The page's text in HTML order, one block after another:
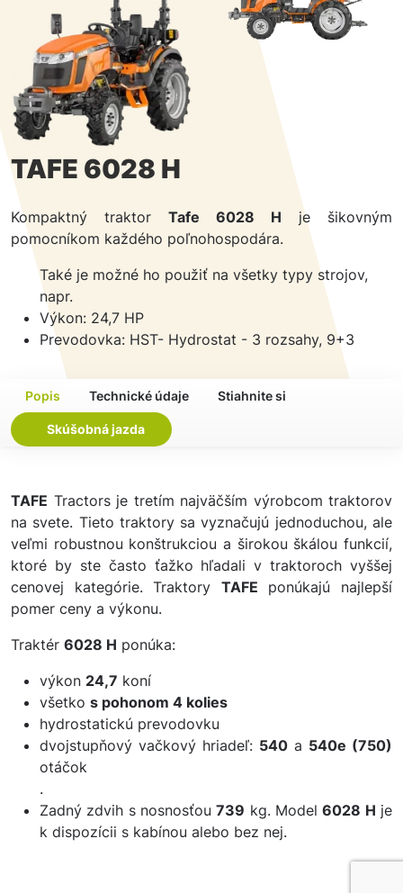
TAFE 6028 H
Kompaktný traktor Tafe 6028 H je šikovným
pomocníkom každého poľnohospodára.
Také je možné ho použiť na všetky typy strojov,
napr.
Výkon: 24,7 HP
Prevodovka: HST- Hydrostat - 3 rozsahy, 9+3
Popis Technické údaje Stiahnite si
Skúšobná jazda
TAFE Tractors je tretím najväčším výrobcom traktorov
na svete. Tieto traktory sa vyznačujú jednoduchou, ale
veľmi robustnou konštrukciou a širokou škálou funkcií,
ktoré by ste často ťažko hľadali v traktoroch vyššej
cenovej kategórie. Traktory TAFE ponúkajú najlepší
pomer ceny a výkonu.
Traktér 6028 H ponúka:
výkon 24,7 koní
všetko s pohonom 4 kolies
hydrostatickú prevodovku
dvojstupňový vačkový hriadeľ: 540 a 540e (750)
otáčok
.
Zadný zdvih s nosnosťou739 kg. Model6028 H je
k dispozícii s kabínou alebo bez nej.